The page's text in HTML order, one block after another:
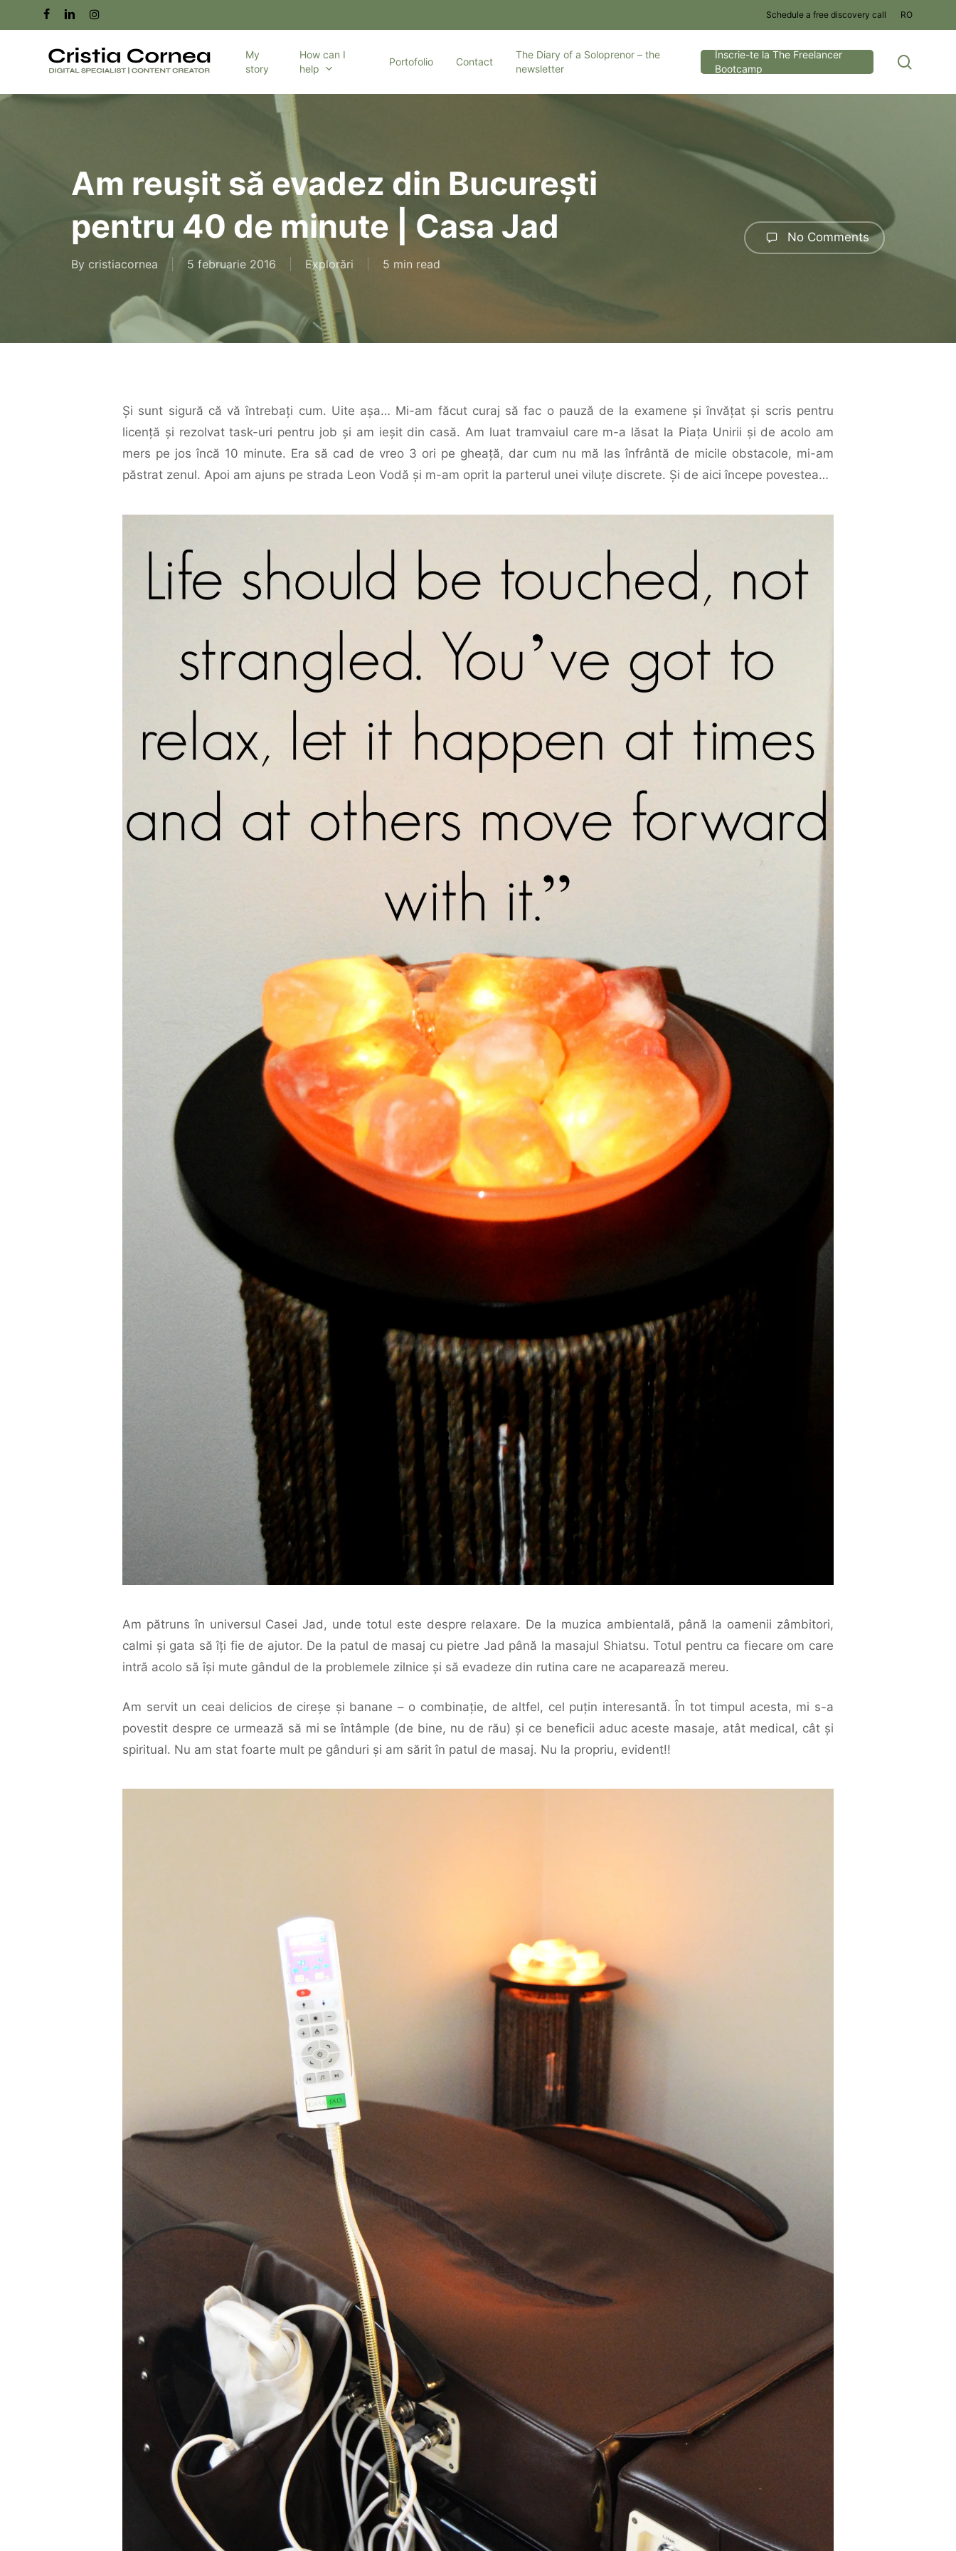
to
facebooklinkedininstagram Schedule a free discovery call RO
My
story
How can I
help
Portofolio Contact
The Diary of a Soloprenor – the
newsletter
Înscrie-te la The Freelancer
Bootcamp
Am reușit să evadez din București
pentru 40 de minute | Casa Jad
By cristiacornea 5 februarie 2016 Explorări 5 min read
No Comments
Şi sunt sigură că vă întrebaţi cum. Uite aşa… Mi-am făcut curaj să fac o pauză de la examene şi învăţat şi scris pentru
licenţă şi rezolvat task-uri pentru job şi am ieşit din casă. Am luat tramvaiul care m-a lăsat la Piaţa Unirii şi de acolo am
mers pe jos încă 10 minute. Era să cad de vreo 3 ori pe gheaţă, dar cum nu mă las înfrântă de micile obstacole, mi-am
păstrat zenul. Apoi am ajuns pe strada Leon Vodă şi m-am oprit la parterul unei viluțe discrete. Şi de aici începe povestea…
Am pătruns în universul Casei Jad, unde totul este despre relaxare. De la muzica ambientală, până la oamenii zâmbitori,
calmi şi gata să îţi fie de ajutor. De la patul de masaj cu pietre Jad până la masajul Shiatsu. Totul pentru ca fiecare om care
intră acolo să îşi mute gândul de la problemele zilnice şi să evadeze din rutina care ne acaparează mereu.
Am servit un ceai delicios de cireşe şi banane – o combinaţie, de altfel, cel puţin interesantă. În tot timpul acesta, mi s-a
povestit despre ce urmează să mi se întâmple (de bine, nu de rău) şi ce beneficii aduc aceste masaje, atât medical, cât şi
spiritual. Nu am stat foarte mult pe gânduri şi am sărit în patul de masaj. Nu la propriu, evident!!